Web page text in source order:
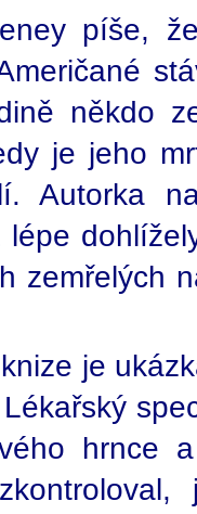
píše,
někdo
je jeho
Autorka
lépe
zemřelých
je
hrnce